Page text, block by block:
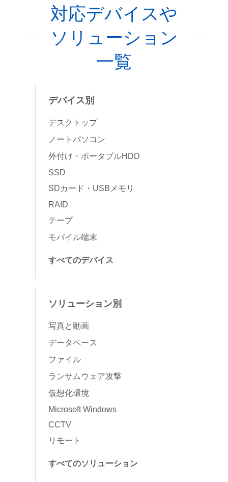
対応デバイスや
ソリューション
一覧
デバイス別
デスクトップ
ノートパソコン
外付け・ポータブルHDD
SSD
SDカード・USBメモリ
RAID
テープ
モバイル端末
すべてのデバイス
ソリューション別
写真と動画
データベース
ファイル
ランサムウェア攻撃
仮想化環境
Microsoft Windows
CCTV
リモート
すべてのソリューション